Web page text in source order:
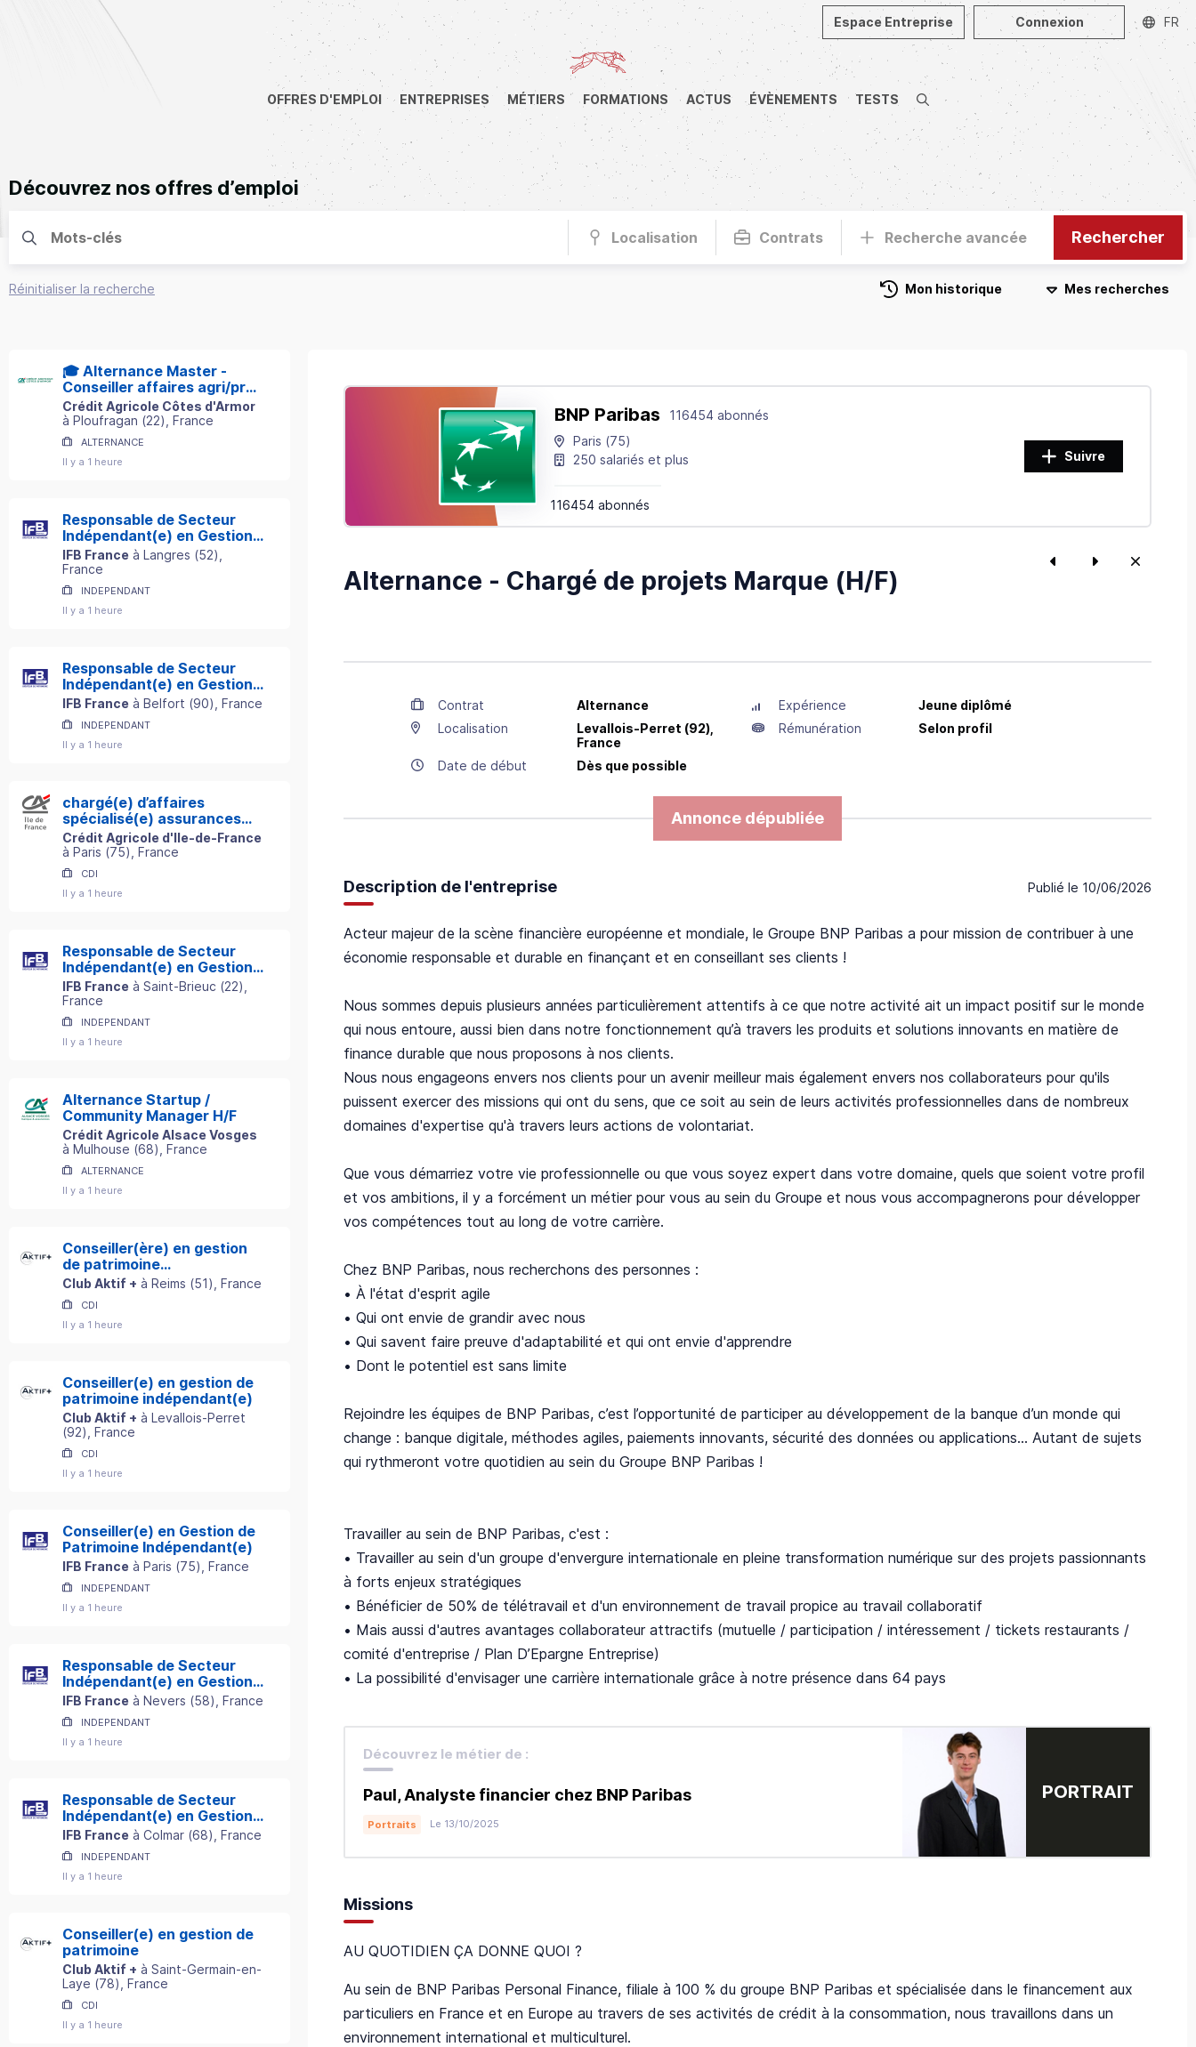
OFFRES D'EMPLOI ENTREPRISES MÉTIERS FORMATIONS ACTUS ÉVÈNEMENTS TESTS Recherche
Espace Entreprise Connexion FR
Découvrez nos offres d’emploi
Localisation Contrats Recherche avancée Rechercher
Réinitialiser la recherche Mon historique Mes recherches
🎓 Alternance Master -
Conseiller affaires agri/pro
H/F
Crédit Agricole Côtes d'Armor
à Ploufragan (22) , France
ALTERNANCE
Il y a 1 heure
Responsable de Secteur
Indépendant(e) en Gestion
de Patrimoine
IFB France à Langres (52)
France
INDEPENDANT
Il y a 1 heure
Responsable de Secteur
Indépendant(e) en Gestion
de Patrimoine
IFB France à Belfort (90) , France
INDEPENDANT
Il y a 1 heure
chargé(e) d’affaires
spécialisé(e) assurances
professionnelles h/f
Crédit Agricole d'Ile-de-France
à Paris (75) , France
CDI
Il y a 1 heure
Responsable de Secteur
Indépendant(e) en Gestion
de Patrimoine
IFB France à Saint-Brieuc (22)
France
INDEPENDANT
Il y a 1 heure
Alternance Startup /
Community Manager H/F
Crédit Agricole Alsace Vosges
à Mulhouse (68) , France
ALTERNANCE
Il y a 1 heure
Conseiller(ère) en gestion
de patrimoine
indépendant(e)
Club Aktif + à Reims (51) , France
CDI
Il y a 1 heure
Conseiller(e) en gestion de
patrimoine indépendant(e)
Club Aktif + à Levallois-Perret
(92) , France
CDI
Il y a 1 heure
Conseiller(e) en Gestion de
Patrimoine Indépendant(e)
IFB France à Paris (75) , France
INDEPENDANT
Il y a 1 heure
Responsable de Secteur
Indépendant(e) en Gestion
de Patrimoine
IFB France à Nevers (58) , France
INDEPENDANT
Il y a 1 heure
Responsable de Secteur
Indépendant(e) en Gestion
de Patrimoine
IFB France à Colmar (68) , France
INDEPENDANT
Il y a 1 heure
Conseiller(e) en gestion de
patrimoine
Club Aktif + à Saint-Germain-en-
Laye (78) , France
CDI
Il y a 1 heure
BNP Paribas
116454 abonnés
Paris (75)
250 salariés et plus
116454 abonnés
Suivre
Alternance - Chargé de projets Marque (H/F)
Contrat Alternance Expérience
Jeune diplômé
Localisation
Levallois-Perret (92),
France
Rémunération Selon profil
Date de début Dès que possible
Annonce dépubliée
Publié le 10/06/2026
Description de l'entreprise
Acteur majeur de la scène financière européenne et mondiale, le Groupe BNP Paribas a pour mission de contribuer à une
économie responsable et durable en finançant et en conseillant ses clients !
Nous sommes depuis plusieurs années particulièrement attentifs à ce que notre activité ait un impact positif sur le monde
qui nous entoure, aussi bien dans notre fonctionnement qu’à travers les produits et solutions innovants en matière de
finance durable que nous proposons à nos clients.
Nous nous engageons envers nos clients pour un avenir meilleur mais également envers nos collaborateurs pour qu'ils
puissent exercer des missions qui ont du sens, que ce soit au sein de leurs activités professionnelles dans de nombreux
domaines d'expertise qu'à travers leurs actions de volontariat.
Que vous démarriez votre vie professionnelle ou que vous soyez expert dans votre domaine, quels que soient votre profil
et vos ambitions, il y a forcément un métier pour vous au sein du Groupe et nous vous accompagnerons pour développer
vos compétences tout au long de votre carrière.
Chez BNP Paribas, nous recherchons des personnes :
• À l'état d'esprit agile
• Qui ont envie de grandir avec nous
• Qui savent faire preuve d'adaptabilité et qui ont envie d'apprendre
• Dont le potentiel est sans limite
Rejoindre les équipes de BNP Paribas, c’est l’opportunité de participer au développement de la banque d’un monde qui
change : banque digitale, méthodes agiles, paiements innovants, sécurité des données ou applications... Autant de sujets
qui rythmeront votre quotidien au sein du Groupe BNP Paribas !
Travailler au sein de BNP Paribas, c'est :
• Travailler au sein d'un groupe d'envergure internationale en pleine transformation numérique sur des projets passionnants
à forts enjeux stratégiques
• Bénéficier de 50% de télétravail et d'un environnement de travail propice au travail collaboratif
• Mais aussi d'autres avantages collaborateur attractifs (mutuelle / participation / intéressement / tickets restaurants /
comité d'entreprise / Plan D’Epargne Entreprise)
• La possibilité d'envisager une carrière internationale grâce à notre présence dans 64 pays
Découvrez le métier de :
Paul, Analyste financier chez BNP Paribas
Portraits Le 13/10/2025
PORTRAIT
Missions
AU QUOTIDIEN ÇA DONNE QUOI ?
Au sein de BNP Paribas Personal Finance, filiale à 100 % du groupe BNP Paribas et spécialisée dans le financement aux
particuliers en France et en Europe au travers de ses activités de crédit à la consommation, nous travaillons dans un
environnement international et multiculturel.